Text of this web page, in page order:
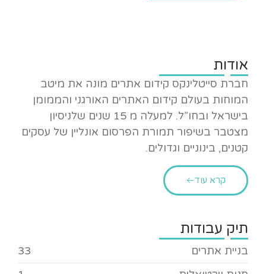
אודות
חברת סייטלינקס קידום אתרים מונה את מיטב
המוחות בעולם קידום האתרים האורגני והממומן
בישראל ובחו”ל. למעלה מ 15 שנים שלניסיון
מצטבר בשיפור תמורת הפרסום אונליין של עסקים
קטנים, בינוניים וגדולים.
קרא עוד
תיק עבודות
בניית אתרים
33